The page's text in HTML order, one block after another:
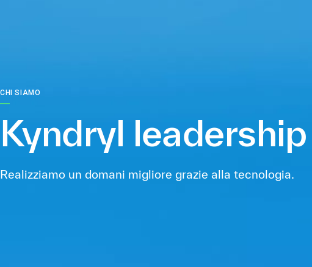
CHI SIAMO
Kyndryl leadership
Realizziamo un domani migliore grazie alla tecnologia.